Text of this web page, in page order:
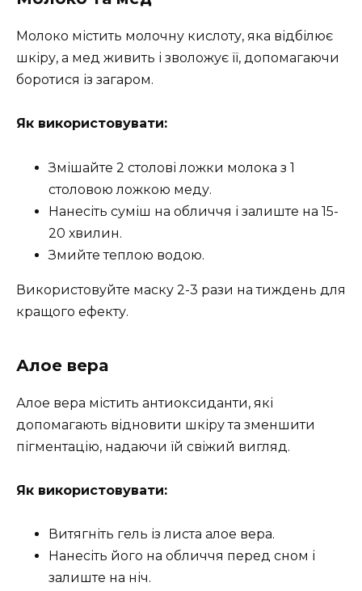
Молоко містить молочну кислоту, яка відбілює
шкіру, а мед живить і зволожує її, допомагаючи
боротися із загаром.
Як використовувати:
Змішайте 2 столові ложки молока з 1
столовою ложкою меду.
Нанесіть суміш на обличчя і залиште на 15-
20 хвилин.
Змийте теплою водою.
Використовуйте маску 2-3 рази на тиждень для
кращого ефекту.
Алое вера
Алое вера містить антиоксиданти, які
допомагають відновити шкіру та зменшити
пігментацію, надаючи їй свіжий вигляд.
Як використовувати:
Витягніть гель із листа алое вера.
Нанесіть його на обличчя перед сном і
залиште на ніч.